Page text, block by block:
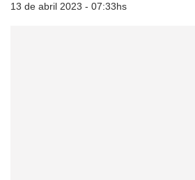
13 de abril 2023 - 07:33hs